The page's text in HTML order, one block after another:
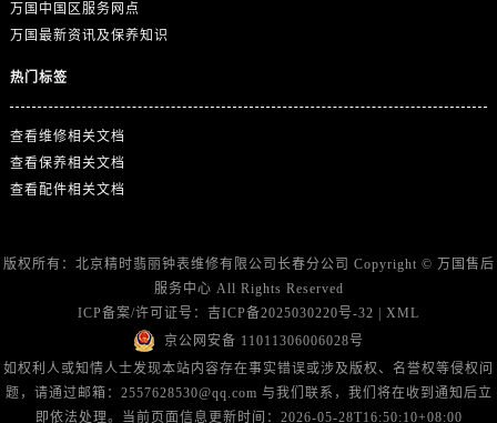
河南省平顶山市卫东区建设路万国售后服务中心（需提前预约）
河南省濮阳市大华龙区开州路绿城路交叉口万国售后服务中心（需提前预约）
万国中国区服务网点
万国最新资讯及保养知识
热门标签
查看维修相关文档
查看保养相关文档
查看配件相关文档
版权所有：北京精时翡丽钟表维修有限公司长春分公司 Copyright © 万国售后
服务中心 All Rights Reserved
ICP备案/许可证号： 吉ICP备2025030220号-32
XML
京公网安备 11011306006028号
如权利人或知情人士发现本站内容存在事实错误或涉及版权、名誉权等侵权问
题，请通过邮箱：2557628530@qq.com 与我们联系，我们将在收到通知后立
即依法处理。当前页面信息更新时间：2026-05-28T16:50:10+08:00